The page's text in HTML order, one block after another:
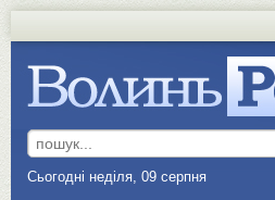
Сьогодні неділя, 09 серпня